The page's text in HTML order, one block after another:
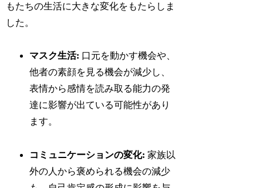
もたちの生活に大きな変化をもたらしま
した。
マスク生活: 口元を動かす機会や、
他者の素顔を見る機会が減少し、
表情から感情を読み取る能力の発
達に影響が出ている可能性があり
ます。
コミュニケーションの変化: 家族以
外の人から褒められる機会の減少